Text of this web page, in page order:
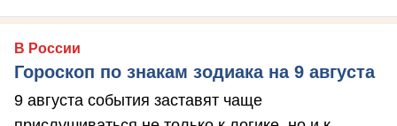
В России
Гороскоп по знакам зодиака на 9 августа
9 августа события заставят чаще